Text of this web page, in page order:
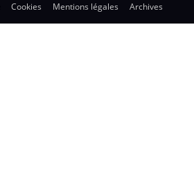
Cookies Mentions légales Archives